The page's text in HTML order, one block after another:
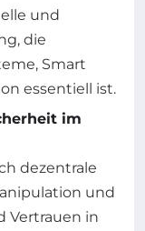
und
die
Smart
essentiell ist.
im
dezentrale
und
Vertrauen in